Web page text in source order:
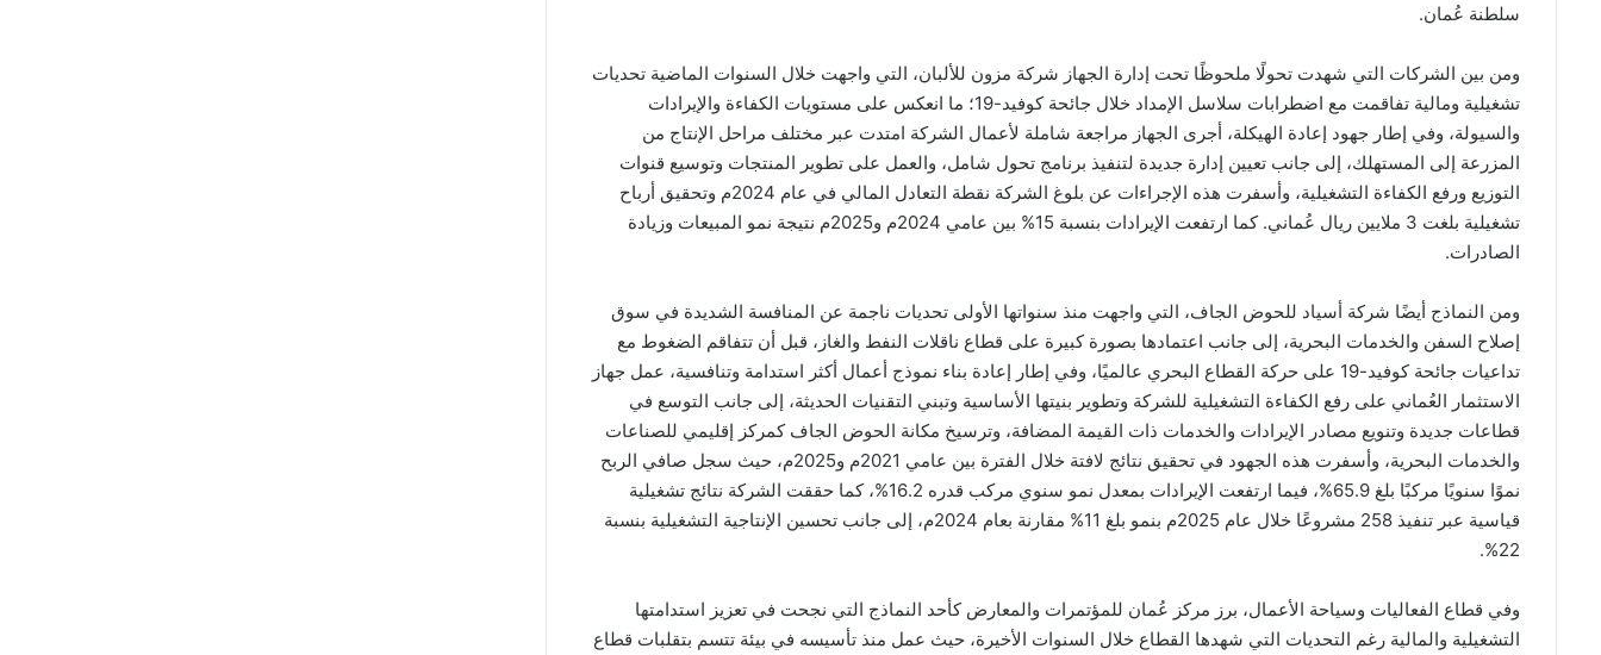
سلطنة عُمان.
ومن بين الشركات التي شهدت تحولًا ملحوظًا تحت إدارة الجهاز شركة مزون للألبان، التي واجهت خلال السنوات الماضية تحديات
تشغيلية ومالية تفاقمت مع اضطرابات سلاسل الإمداد خلال جائحة كوفيد-19؛ ما انعكس على مستويات الكفاءة والإيرادات
والسيولة، وفي إطار جهود إعادة الهيكلة، أجرى الجهاز مراجعة شاملة لأعمال الشركة امتدت عبر مختلف مراحل الإنتاج من
المزرعة إلى المستهلك، إلى جانب تعيين إدارة جديدة لتنفيذ برنامج تحول شامل، والعمل على تطوير المنتجات وتوسيع قنوات
التوزيع ورفع الكفاءة التشغيلية، وأسفرت هذه الإجراءات عن بلوغ الشركة نقطة التعادل المالي في عام 2024م وتحقيق أرباح
تشغيلية بلغت 3 ملايين ريال عُماني. كما ارتفعت الإيرادات بنسبة 15% بين عامي 2024م و2025م نتيجة نمو المبيعات وزيادة
الصادرات.
ومن النماذج أيضًا شركة أسياد للحوض الجاف، التي واجهت منذ سنواتها الأولى تحديات ناجمة عن المنافسة الشديدة في سوق
إصلاح السفن والخدمات البحرية، إلى جانب اعتمادها بصورة كبيرة على قطاع ناقلات النفط والغاز، قبل أن تتفاقم الضغوط مع
تداعيات جائحة كوفيد-19 على حركة القطاع البحري عالميًا، وفي إطار إعادة بناء نموذج أعمال أكثر استدامة وتنافسية، عمل جهاز
الاستثمار العُماني على رفع الكفاءة التشغيلية للشركة وتطوير بنيتها الأساسية وتبني التقنيات الحديثة، إلى جانب التوسع في
قطاعات جديدة وتنويع مصادر الإيرادات والخدمات ذات القيمة المضافة، وترسيخ مكانة الحوض الجاف كمركز إقليمي للصناعات
والخدمات البحرية، وأسفرت هذه الجهود في تحقيق نتائج لافتة خلال الفترة بين عامي 2021م و2025م، حيث سجل صافي الربح
نموًا سنويًا مركبًا بلغ 65.9%، فيما ارتفعت الإيرادات بمعدل نمو سنوي مركب قدره 16.2%، كما حققت الشركة نتائج تشغيلية
قياسية عبر تنفيذ 258 مشروعًا خلال عام 2025م بنمو بلغ 11% مقارنة بعام 2024م، إلى جانب تحسين الإنتاجية التشغيلية بنسبة
22%.
وفي قطاع الفعاليات وسياحة الأعمال، برز مركز عُمان للمؤتمرات والمعارض كأحد النماذج التي نجحت في تعزيز استدامتها
التشغيلية والمالية رغم التحديات التي شهدها القطاع خلال السنوات الأخيرة، حيث عمل منذ تأسيسه في بيئة تتسم بتقلبات قطاع